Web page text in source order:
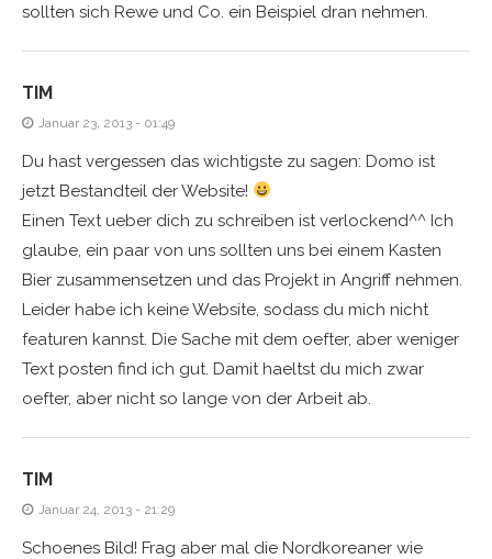
sollten sich Rewe und Co. ein Beispiel dran nehmen.
TIM
Januar 23, 2013 - 01:49
Du hast vergessen das wichtigste zu sagen: Domo ist
jetzt Bestandteil der Website!
Einen Text ueber dich zu schreiben ist verlockend^^ Ich
glaube, ein paar von uns sollten uns bei einem Kasten
Bier zusammensetzen und das Projekt in Angriff nehmen.
Leider habe ich keine Website, sodass du mich nicht
featuren kannst. Die Sache mit dem oefter, aber weniger
Text posten find ich gut. Damit haeltst du mich zwar
oefter, aber nicht so lange von der Arbeit ab.
TIM
Januar 24, 2013 - 21:29
Schoenes Bild! Frag aber mal die Nordkoreaner wie